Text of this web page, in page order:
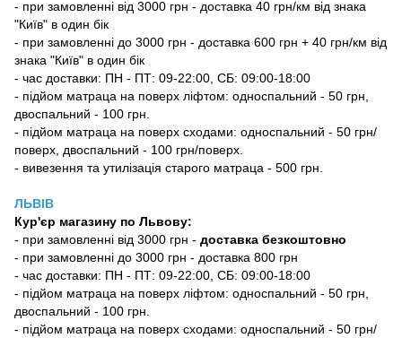
- при замовленні від 3000 грн - доставка 40 грн/км від знака
"Київ" в один бік
- при замовленні до 3000 грн - доставка 600 грн + 40 грн/км від
знака "Київ" в один бік
- час доставки: ПН - ПТ: 09-22:00, СБ: 09:00-18:00
- підйом матраца на поверх ліфтом: односпальний - 50 грн,
двоспальний - 100 грн.
- підйом матраца на поверх сходами: односпальний - 50 грн/
поверх, двоспальний - 100 грн/поверх.
- вивезення та утилізація старого матраца - 500 грн.
ЛЬВІВ
Кур'єр магазину по Львову:
- при замовленні від 3000 грн - доставка безкоштовно
- при замовленні до 3000 грн - доставка 800 грн
- час доставки: ПН - ПТ: 09-22:00, СБ: 09:00-18:00
- підйом матраца на поверх ліфтом: односпальний - 50 грн,
двоспальний - 100 грн.
- підйом матраца на поверх сходами: односпальний - 50 грн/